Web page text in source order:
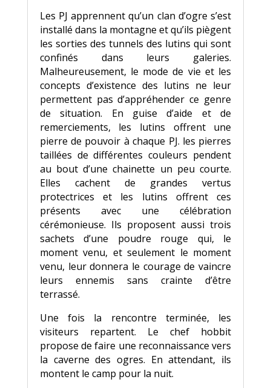
Les PJ apprennent qu’un clan d’ogre s’est
installé dans la montagne et qu’ils piègent
les sorties des tunnels des lutins qui sont
confinés dans leurs galeries.
Malheureusement, le mode de vie et les
concepts d’existence des lutins ne leur
permettent pas d’appréhender ce genre
de situation. En guise d’aide et de
remerciements, les lutins offrent une
pierre de pouvoir à chaque PJ. les pierres
taillées de différentes couleurs pendent
au bout d’une chainette un peu courte.
Elles cachent de grandes vertus
protectrices et les lutins offrent ces
présents avec une célébration
cérémonieuse. Ils proposent aussi trois
sachets d’une poudre rouge qui, le
moment venu, et seulement le moment
venu, leur donnera le courage de vaincre
leurs ennemis sans crainte d’être
terrassé.
Une fois la rencontre terminée, les
visiteurs repartent. Le chef hobbit
propose de faire une reconnaissance vers
la caverne des ogres. En attendant, ils
montent le camp pour la nuit.